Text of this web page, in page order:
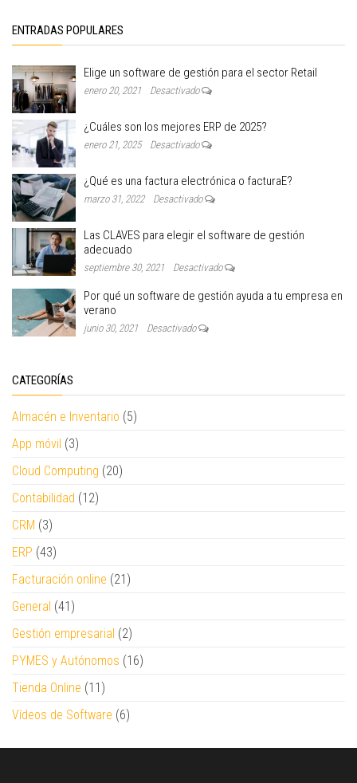
ENTRADAS POPULARES
Elige un software de gestión para el sector Retail
enero 20, 2021 Desactivado
¿Cuáles son los mejores ERP de 2025?
enero 21, 2025 Desactivado
¿Qué es una factura electrónica o facturaE?
marzo 31, 2022 Desactivado
Las CLAVES para elegir el software de gestión
adecuado
septiembre 30, 2021 Desactivado
Por qué un software de gestión ayuda a tu empresa en
verano
junio 30, 2021 Desactivado
CATEGORÍAS
Almacén e Inventario (5)
App móvil (3)
Cloud Computing (20)
Contabilidad (12)
CRM (3)
ERP (43)
Facturación online (21)
General (41)
Gestión empresarial (2)
PYMES y Autónomos (16)
Tienda Online (11)
Vídeos de Software (6)